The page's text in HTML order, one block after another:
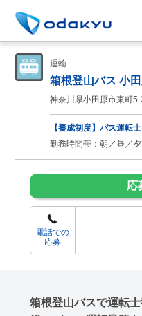
運輸
箱根登山バス 小
神奈川県小田原市東町
【養成制度】バス運転
勤務時間帯：朝／昼／
応
電話での
応募
箱根登山バスで運転